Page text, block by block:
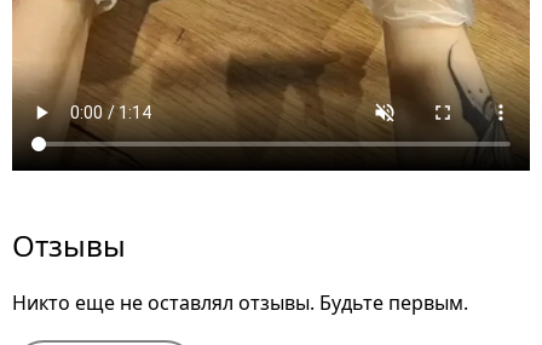
Отзывы
Никто еще не оставлял отзывы. Будьте первым.